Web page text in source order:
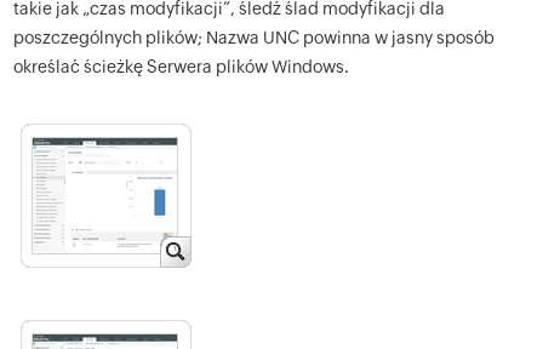
takie jak „czas modyfikacji”, śledź ślad modyfikacji dla
poszczególnych plików; Nazwa UNC powinna w jasny sposób
określać ścieżkę Serwera plików Windows.